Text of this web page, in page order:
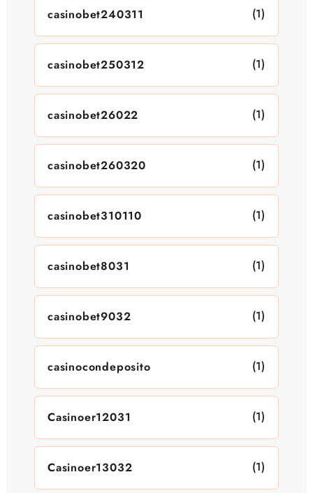
casinobet240311 (1)
casinobet250312 (1)
casinobet26022 (1)
casinobet260320 (1)
casinobet310110 (1)
casinobet8031 (1)
casinobet9032 (1)
casinocondeposito (1)
Casinoer12031 (1)
Casinoer13032 (1)